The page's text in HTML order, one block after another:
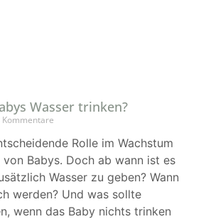
Wasser trinken?
Kommentare
Rolle im Wachstum
Babys. Doch ab wann ist es
Wasser zu geben? Wann
werden? Und was sollte
wenn das Baby nichts trinken